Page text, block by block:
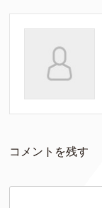
コメントを残す